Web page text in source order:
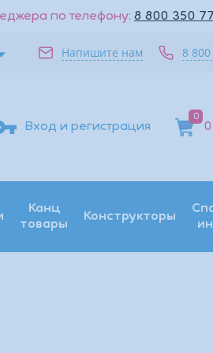
по телефону: 8 800 350
Напишите нам 8
Вход и регистрация
0
Канц
товары
Конструкторы